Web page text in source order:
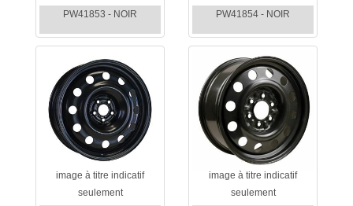
PW41853 - NOIR
PW41854 - NOIR
image à titre indicatif
seulement
image à titre indicatif
seulement